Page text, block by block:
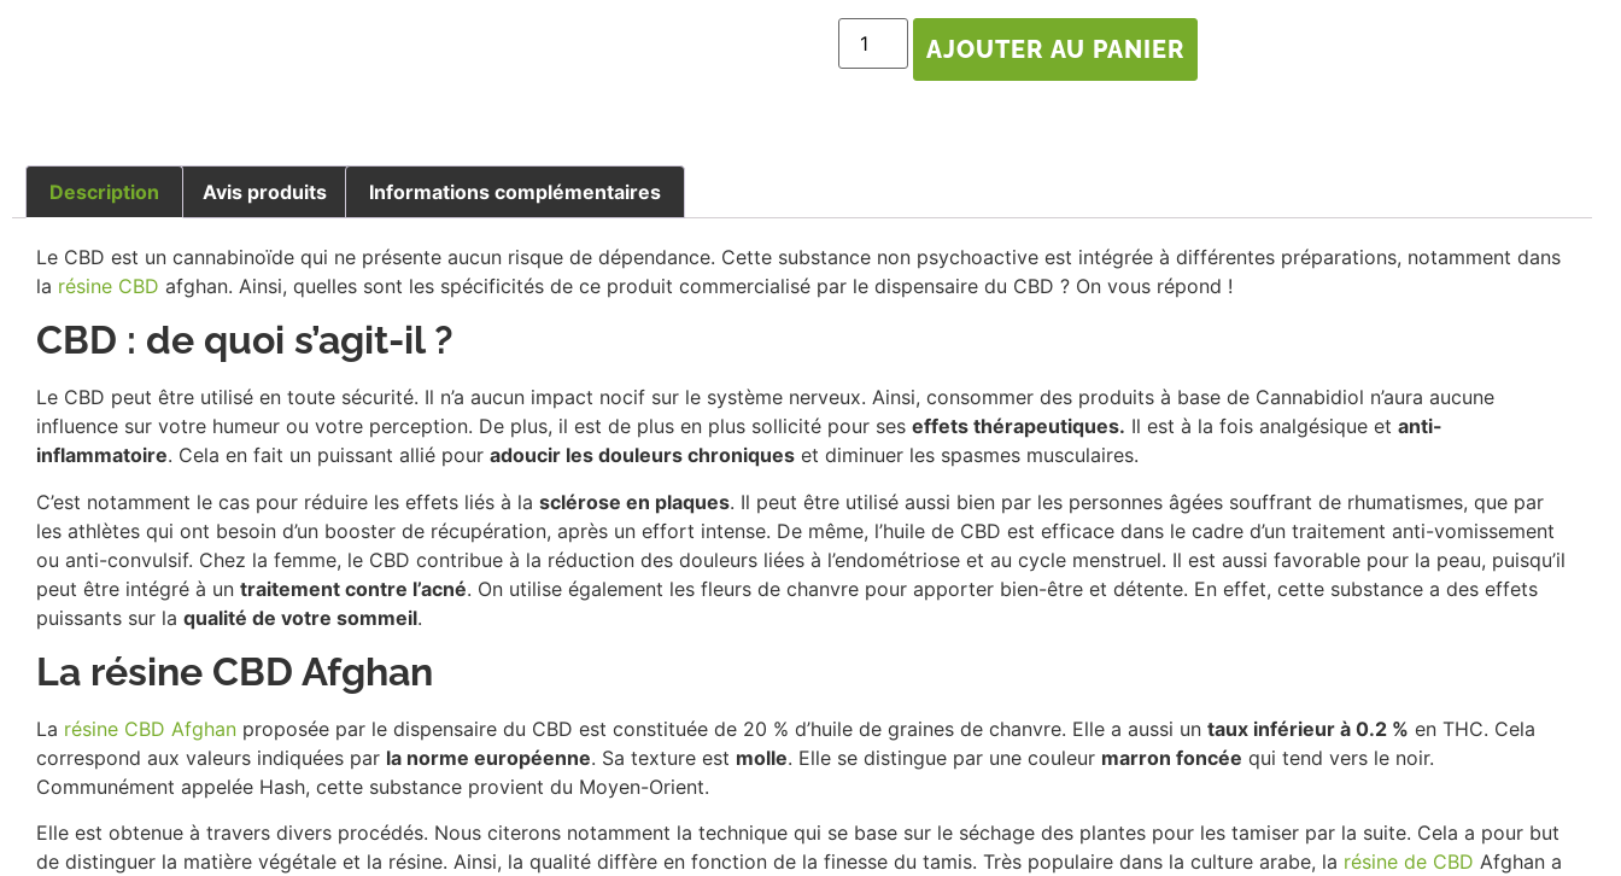
AJOUTER AU PANIER
Description Avis produits Informations complémentaires
Le CBD est un cannabinoïde qui ne présente aucun risque de dépendance. Cette substance non psychoactive est intégrée à différentes préparations, notamment dans
la résine CBD afghan. Ainsi, quelles sont les spécificités de ce produit commercialisé par le dispensaire du CBD ? On vous répond !
CBD : de quoi s’agit-il ?
Le CBD peut être utilisé en toute sécurité. Il n’a aucun impact nocif sur le système nerveux. Ainsi, consommer des produits à base de Cannabidiol n’aura aucune
influence sur votre humeur ou votre perception. De plus, il est de plus en plus sollicité pour ses effets thérapeutiques. Il est à la fois analgésique et anti-
inflammatoire. Cela en fait un puissant allié pour adoucir les douleurs chroniques et diminuer les spasmes musculaires.
C’est notamment le cas pour réduire les effets liés à la sclérose en plaques. Il peut être utilisé aussi bien par les personnes âgées souffrant de rhumatismes, que par
les athlètes qui ont besoin d’un booster de récupération, après un effort intense. De même, l’huile de CBD est efficace dans le cadre d’un traitement anti-vomissement
ou anti-convulsif. Chez la femme, le CBD contribue à la réduction des douleurs liées à l’endométriose et au cycle menstruel. Il est aussi favorable pour la peau, puisqu’il
peut être intégré à un traitement contre l’acné. On utilise également les fleurs de chanvre pour apporter bien-être et détente. En effet, cette substance a des effets
puissants sur la qualité de votre sommeil.
La résine CBD Afghan
La résine CBD Afghan proposée par le dispensaire du CBD est constituée de 20 % d’huile de graines de chanvre. Elle a aussi un taux inférieur à 0.2 % en THC. Cela
correspond aux valeurs indiquées par la norme européenne. Sa texture est molle. Elle se distingue par une couleur marron foncée qui tend vers le noir.
Communément appelée Hash, cette substance provient du Moyen-Orient.
Elle est obtenue à travers divers procédés. Nous citerons notamment la technique qui se base sur le séchage des plantes pour les tamiser par la suite. Cela a pour but
de distinguer la matière végétale et la résine. Ainsi, la qualité diffère en fonction de la finesse du tamis. Très populaire dans la culture arabe, la résine de CBD Afghan a